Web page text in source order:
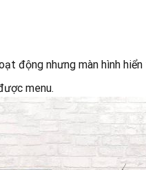
động nhưng màn hình
menu.